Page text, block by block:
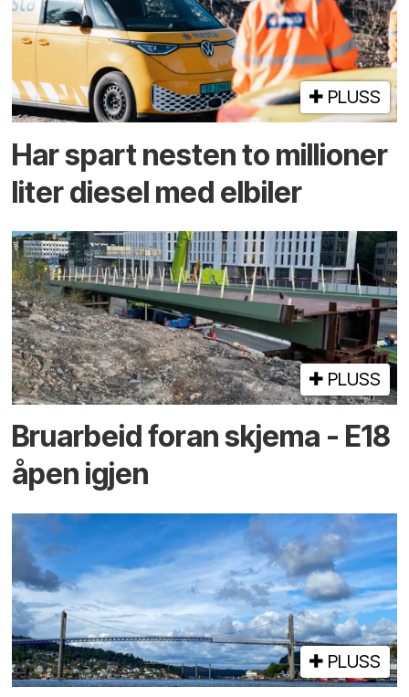
PLUSS
Har spart nesten to millioner
liter diesel med elbiler
PLUSS
Bruarbeid foran skjema - E18
åpen igjen
PLUSS